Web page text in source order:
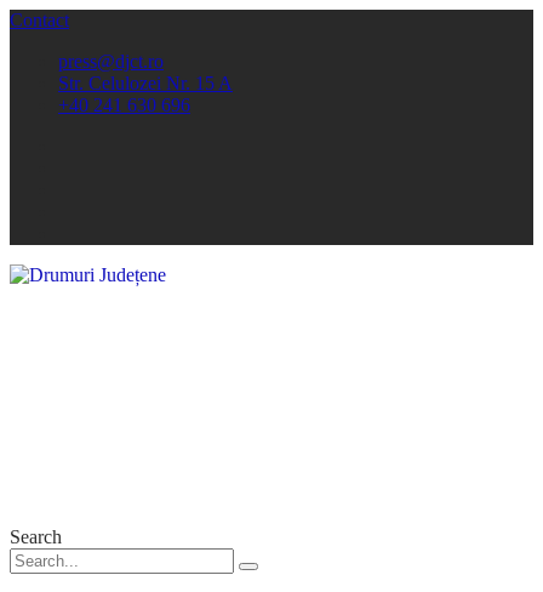
Contact
press@djct.ro
Str. Celulozei Nr. 15 A
+40 241 630 696
Search